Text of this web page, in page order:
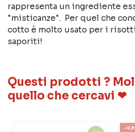
rappresenta un ingrediente
"misticanze". Per quel che
cotto è molto usato per i
saporiti!
Questi prodotti ?
quello che cercavi ❤
-